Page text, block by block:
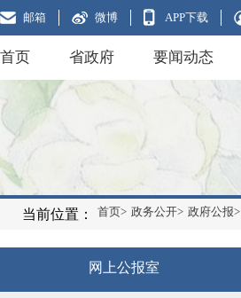
邮箱 微博 APP下载
首页 省政府 要闻动态
当前位置： 首页> 政务公开> 政府公报>
网上公报室